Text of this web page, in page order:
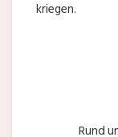
kriegen.
Rund